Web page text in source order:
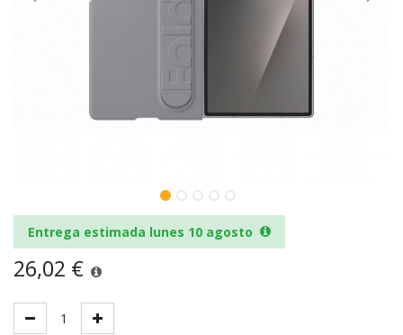
Entrega estimada lunes 10 agosto
26,02 €